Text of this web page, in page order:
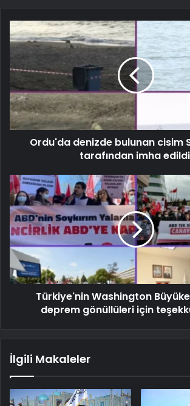
Ordu'da denizde bulunan cisim
tarafından imha
Türkiye'nin Washington
deprem gönüllüleri için
İlgili Makaleler